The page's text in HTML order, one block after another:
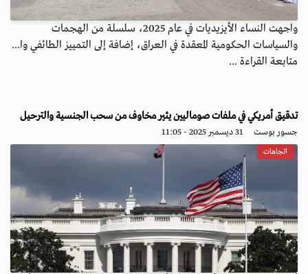
واجهت النساء الأيزيديات في عام 2025، سلسلة من الهجمات
والسياسات الحكومية المعقدة في العراق، إضافة إلى التمييز الطائفي وا...
متابعة القراءة ...
تدقيق أمريكي في ملفات صوماليين يثير مخاوف من سحب الجنسية والترحيل
جسور بوست 31 ديسمبر 2025 - 11:05
اتجاهات